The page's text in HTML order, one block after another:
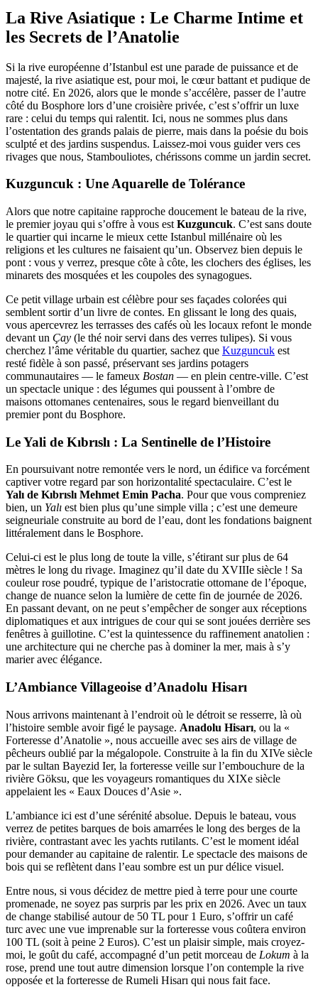
La Rive Asiatique : Le Charme Intime et
les Secrets de l’Anatolie
Si la rive européenne d’Istanbul est une parade de puissance et de
majesté, la rive asiatique est, pour moi, le cœur battant et pudique de
notre cité. En 2026, alors que le monde s’accélère, passer de l’autre
côté du Bosphore lors d’une croisière privée, c’est s’offrir un luxe
rare : celui du temps qui ralentit. Ici, nous ne sommes plus dans
l’ostentation des grands palais de pierre, mais dans la poésie du bois
sculpté et des jardins suspendus. Laissez-moi vous guider vers ces
rivages que nous, Stambouliotes, chérissons comme un jardin secret.
Kuzguncuk : Une Aquarelle de Tolérance
Alors que notre capitaine rapproche doucement le bateau de la rive,
le premier joyau qui s’offre à vous est Kuzguncuk. C’est sans doute
le quartier qui incarne le mieux cette Istanbul millénaire où les
religions et les cultures ne faisaient qu’un. Observez bien depuis le
pont : vous y verrez, presque côte à côte, les clochers des églises, les
minarets des mosquées et les coupoles des synagogues.
Ce petit village urbain est célèbre pour ses façades colorées qui
semblent sortir d’un livre de contes. En glissant le long des quais,
vous apercevrez les terrasses des cafés où les locaux refont le monde
devant un Çay (le thé noir servi dans des verres tulipes). Si vous
cherchez l’âme véritable du quartier, sachez que Kuzguncuk est
resté fidèle à son passé, préservant ses jardins potagers
communautaires — le fameux Bostan — en plein centre-ville. C’est
un spectacle unique : des légumes qui poussent à l’ombre de
maisons ottomanes centenaires, sous le regard bienveillant du
premier pont du Bosphore.
Le Yali de Kıbrıslı : La Sentinelle de l’Histoire
En poursuivant notre remontée vers le nord, un édifice va forcément
captiver votre regard par son horizontalité spectaculaire. C’est le
Yalı de Kıbrıslı Mehmet Emin Pacha. Pour que vous compreniez
bien, un Yalı est bien plus qu’une simple villa ; c’est une demeure
seigneuriale construite au bord de l’eau, dont les fondations baignent
littéralement dans le Bosphore.
Celui-ci est le plus long de toute la ville, s’étirant sur plus de 64
mètres le long du rivage. Imaginez qu’il date du XVIIIe siècle ! Sa
couleur rose poudré, typique de l’aristocratie ottomane de l’époque,
change de nuance selon la lumière de cette fin de journée de 2026.
En passant devant, on ne peut s’empêcher de songer aux réceptions
diplomatiques et aux intrigues de cour qui se sont jouées derrière ses
fenêtres à guillotine. C’est la quintessence du raffinement anatolien :
une architecture qui ne cherche pas à dominer la mer, mais à s’y
marier avec élégance.
L’Ambiance Villageoise d’Anadolu Hisarı
Nous arrivons maintenant à l’endroit où le détroit se resserre, là où
l’histoire semble avoir figé le paysage. Anadolu Hisarı, ou la «
Forteresse d’Anatolie », nous accueille avec ses airs de village de
pêcheurs oublié par la mégalopole. Construite à la fin du XIVe siècle
par le sultan Bayezid Ier, la forteresse veille sur l’embouchure de la
rivière Göksu, que les voyageurs romantiques du XIXe siècle
appelaient les « Eaux Douces d’Asie ».
L’ambiance ici est d’une sérénité absolue. Depuis le bateau, vous
verrez de petites barques de bois amarrées le long des berges de la
rivière, contrastant avec les yachts rutilants. C’est le moment idéal
pour demander au capitaine de ralentir. Le spectacle des maisons de
bois qui se reflètent dans l’eau sombre est un pur délice visuel.
Entre nous, si vous décidez de mettre pied à terre pour une courte
promenade, ne soyez pas surpris par les prix en 2026. Avec un taux
de change stabilisé autour de 50 TL pour 1 Euro, s’offrir un café
turc avec une vue imprenable sur la forteresse vous coûtera environ
100 TL (soit à peine 2 Euros). C’est un plaisir simple, mais croyez-
moi, le goût du café, accompagné d’un petit morceau de Lokum à la
rose, prend une tout autre dimension lorsque l’on contemple la rive
opposée et la forteresse de Rumeli Hisarı qui nous fait face.